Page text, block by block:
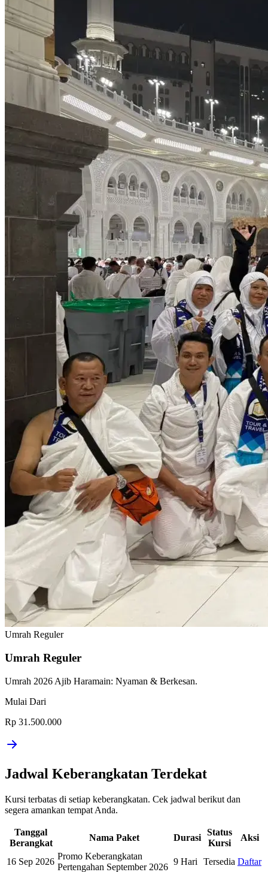
Umrah Reguler
Umrah Reguler
Umrah 2026 Ajib Haramain: Nyaman & Berkesan.
Mulai Dari
Rp 31.500.000
Jadwal Keberangkatan Terdekat
Kursi terbatas di setiap keberangkatan. Cek jadwal berikut dan
segera amankan tempat Anda.
Tanggal
Berangkat
Nama Paket Durasi
Status
Kursi
Aksi
16 Sep 2026
Promo Keberangkatan
Pertengahan September 2026
9 Hari Tersedia Daftar